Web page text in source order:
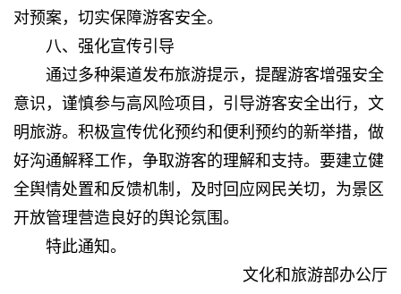
对预案，切实保障游客安全。
八、强化宣传引导
通过多种渠道发布旅游提示，提醒游客增强安全
意识，谨慎参与高风险项目，引导游客安全出行，文
明旅游。积极宣传优化预约和便利预约的新举措，做
好沟通解释工作，争取游客的理解和支持。要建立健
全舆情处置和反馈机制，及时回应网民关切，为景区
开放管理营造良好的舆论氛围。
特此通知。
文化和旅游部办公厅